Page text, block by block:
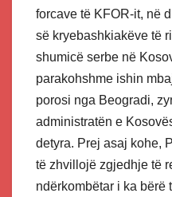
forcave të KFOR-it, në
së kryebashkiakëve të
shumicë serbe në
parakohshme ishin
porosi nga Beogradi,
administratën e
detyra. Prej asaj kohe,
të zhvillojë zgjedhje të
ndërkombëtar i ka bërë